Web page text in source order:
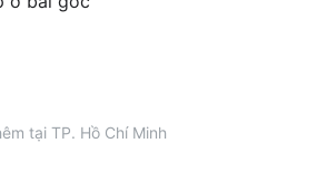
tại TP. Hồ Chí Minh